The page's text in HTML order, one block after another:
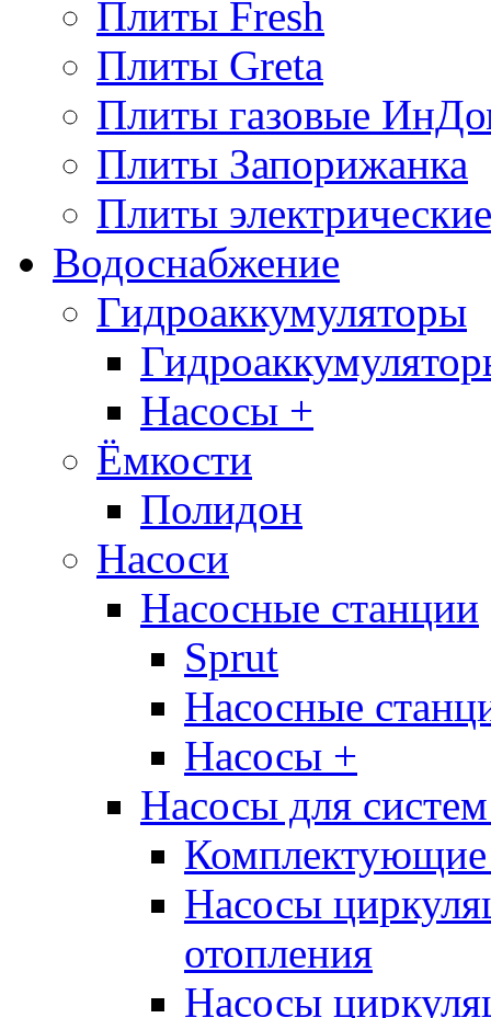
Плиты Fresh
Плиты Greta
Плиты газовые
Плиты Запорижанка
Плиты
Водоснабжение
Гидроаккумуляторы
Насосы +
Ёмкости
Полидон
Насоси
Насосные станции
Sprut
Насосные
Насосы +
Насосы для
Комплектующие
Насосы
отопления
Насосы